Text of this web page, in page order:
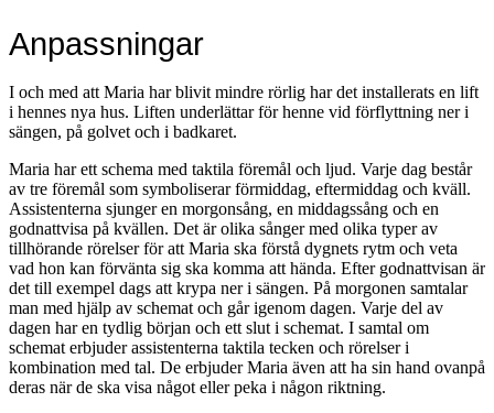
Anpassningar
I och med att Maria har blivit mindre rörlig har det installerats en lift
i hennes nya hus. Liften underlättar för henne vid förflyttning ner i
sängen, på golvet och i badkaret.
Maria har ett schema med taktila föremål och ljud. Varje dag består
av tre föremål som symboliserar förmiddag, eftermiddag och kväll.
Assistenterna sjunger en morgonsång, en middagssång och en
godnattvisa på kvällen. Det är olika sånger med olika typer av
tillhörande rörelser för att Maria ska förstå dygnets rytm och veta
vad hon kan förvänta sig ska komma att hända. Efter godnattvisan är
det till exempel dags att krypa ner i sängen. På morgonen samtalar
man med hjälp av schemat och går igenom dagen. Varje del av
dagen har en tydlig början och ett slut i schemat. I samtal om
schemat erbjuder assistenterna taktila tecken och rörelser i
kombination med tal. De erbjuder Maria även att ha sin hand ovanpå
deras när de ska visa något eller peka i någon riktning.